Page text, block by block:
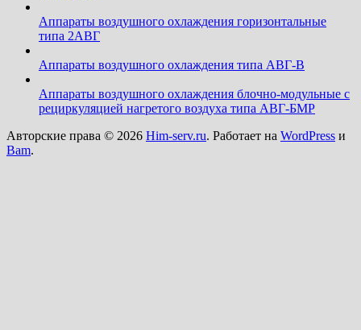
Аппараты воздушного охлаждения горизонтальные
типа 2АВГ
Аппараты воздушного охлаждения типа АВГ-В
Аппараты воздушного охлаждения блочно-модульные с
рециркуляцией нагретого воздуха типа АВГ-БМР
Авторские права © 2026 Him-serv.ru. Работает на WordPress и
Bam.